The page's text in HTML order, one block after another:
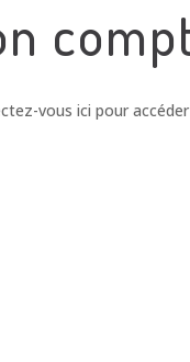
vous ici pour